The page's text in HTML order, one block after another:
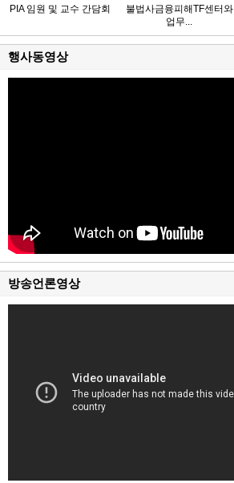
PIA 임원 및 교수 간담회
불법사금융피해TF센터와
업무...
행사동영상
방송언론영상